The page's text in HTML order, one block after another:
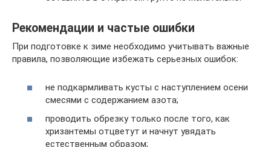
Рекомендации и частые ошибки
При подготовке к зиме необходимо учитывать важные
правила, позволяющие избежать серьезных ошибок:
не подкармливать кусты с наступлением осени
смесями с содержанием азота;
проводить обрезку только после того, как
хризантемы отцветут и начнут увядать
естественным образом;